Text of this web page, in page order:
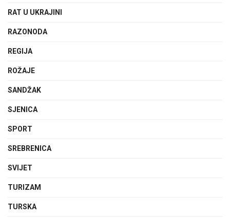
RAT U UKRAJINI
RAZONODA
REGIJA
ROŽAJE
SANDŽAK
SJENICA
SPORT
SREBRENICA
SVIJET
TURIZAM
TURSKA